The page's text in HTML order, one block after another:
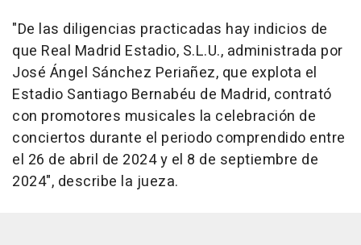
"De las diligencias practicadas hay indicios de
que Real Madrid Estadio, S.L.U., administrada por
José Ángel Sánchez Periañez, que explota el
Estadio Santiago Bernabéu de Madrid, contrató
con promotores musicales la celebración de
conciertos durante el periodo comprendido entre
el 26 de abril de 2024 y el 8 de septiembre de
2024", describe la jueza.